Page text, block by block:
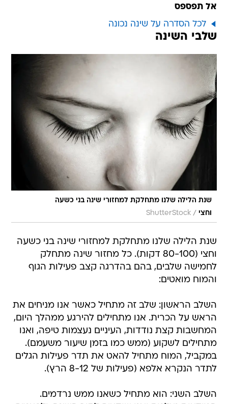
אל תפספס
לכל הסדרה על שינה נכונה
שלבי השינה
שנת הלילה שלנו מתחלקת למחזורי שינה בני כשעה
וחצי /
ShutterStock
שנת הלילה שלנו מתחלקת למחזורי שינה בני כשעה
וחצי (80-100 דקות). כל מחזור שינה מתחלק
לחמישה שלבים, בהם בהדרגה קצב פעילות הגוף
והמוח מואטים:
השלב הראשון: שלב זה מתחיל כאשר אנו מניחים את
הראש על הכרית. אנו מתחילים להירגע ממהלך היום,
המחשבות קצת נודדות, העיניים נעצמות טיפה, ואנו
מתחילים לשקוע (ממש כמו בזמן שיעור משעמם).
במקביל, המוח מתחיל להאט את תדר פעילות הגלים
לתדר הנקרא אלפא (פעילות של 8-12 הרץ).
השלב השני: הוא מתחיל כשאנו ממש נרדמים.